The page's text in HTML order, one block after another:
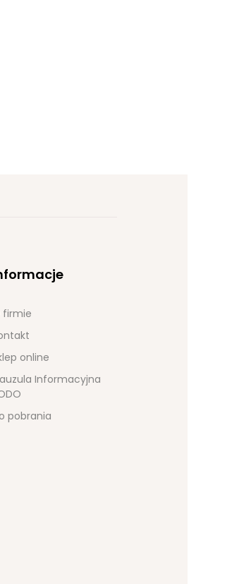
firmie
online
Informacyjna
pobrania